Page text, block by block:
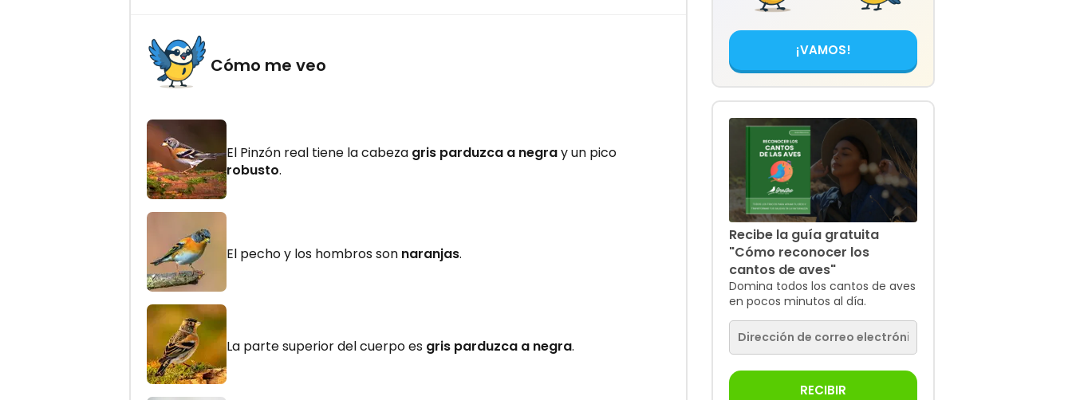
Cómo me veo
El Pinzón real tiene la cabeza gris parduzca a negray un pico
robusto.
El pecho y los hombros son naranjas.
La parte superior del cuerpo es gris parduzca a negra.
¡VAMOS!
Recibe la guía gratuita
"Cómo reconocer los
cantos de aves"
Domina todos los cantos de aves
en pocos minutos al día.
RECIBIR